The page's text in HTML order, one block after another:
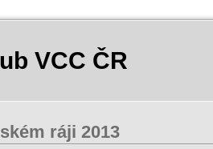
VCC ČR
ráji 2013